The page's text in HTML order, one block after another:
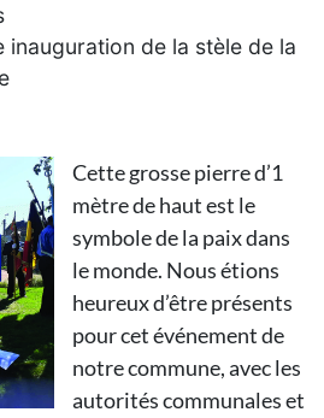
inauguration de la stèle de la
Cette grosse pierre d’1
mètre de haut est le
symbole de la paix dans
le monde. Nous étions
heureux d’être présents
pour cet événement de
notre commune, avec les
autorités communales et